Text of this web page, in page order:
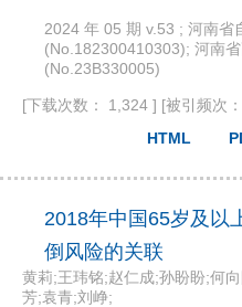
2024 年 05 期 v.53 ; 河南省
(No.182300410303); 河南
(No.23B330005)
[下载次数： 1,324 ] [被引频次
HTML
2018年中国65岁及以
倒风险的关联
黄莉;王玮铭;赵仁成;孙盼盼;何
芳;袁青;刘峥;